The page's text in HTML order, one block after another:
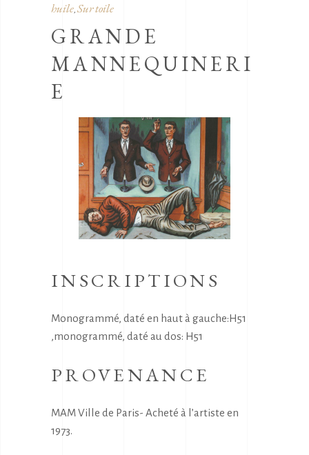
huile, Sur toile
GRANDE
MANNEQUINERI
E
INSCRIPTIONS
Monogrammé, daté en haut à gauche:H51
,monogrammé, daté au dos: H51
PROVENANCE
MAM Ville de Paris- Acheté à l’artiste en
1973.